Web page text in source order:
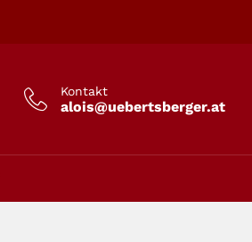
Kontakt
alois@uebertsberger.at